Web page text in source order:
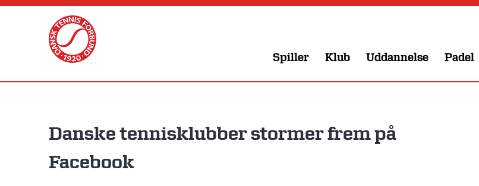
Skip
Spiller Klub Uddannelse Padel
Danske tennisklubber stormer frem på
Facebook